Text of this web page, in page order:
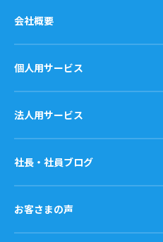
会社概要
個人用サービス
法人用サービス
社長・社員ブログ
お客さまの声